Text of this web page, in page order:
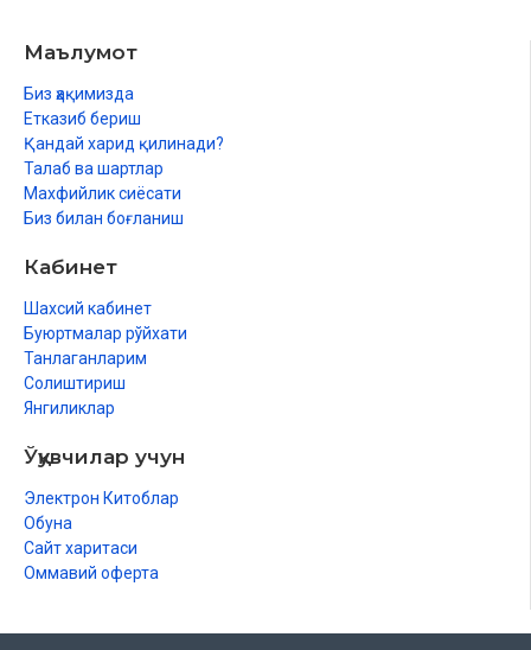
Маълумот
Биз ҳақимизда
Етказиб бериш
Қандай харид қилинади?
Талаб ва шартлар
Махфийлик сиёсати
Биз билан боғланиш
Кабинет
Шахсий кабинет
Буюртмалар рўйхати
Танлаганларим
Солиштириш
Янгиликлар
Ўқувчилар учун
Электрон Китоблар
Обуна
Сайт харитаси
Оммавий оферта